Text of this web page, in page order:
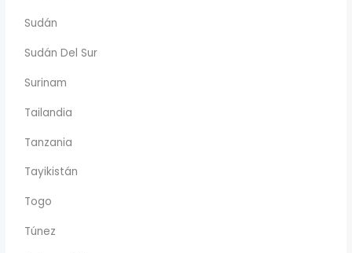
Sudán
Sudán Del Sur
Surinam
Tailandia
Tanzania
Tayikistán
Togo
Túnez